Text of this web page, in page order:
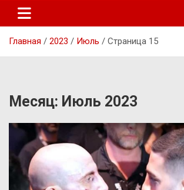
Главная 2023 Июль Страница 15
Месяц: Июль 2023